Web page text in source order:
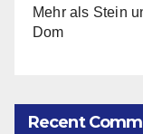
Mehr als Stein
Dom
Recent